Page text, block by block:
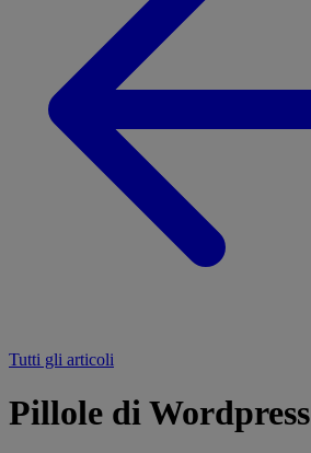
Tutti gli articoli
Pillole di Wordpress